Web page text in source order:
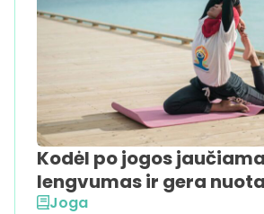
Kodėl po jogos
lengvumas ir gera
Joga